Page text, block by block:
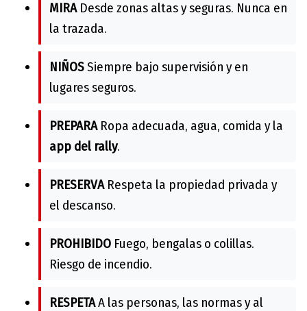
MIRADesde zonas altas y seguras. Nunca en
la trazada.
NIÑOSSiempre bajo supervisión y en
lugares seguros.
PREPARARopa adecuada, agua, comida y la
app del rally.
PRESERVARespeta la propiedad privada y
el descanso.
PROHIBIDO Fuego, bengalas o colillas.
Riesgo de incendio.
RESPETAA las personas, las normas y al